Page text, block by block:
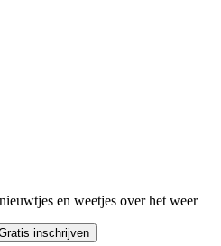
en weetjes over het weer
inschrijven